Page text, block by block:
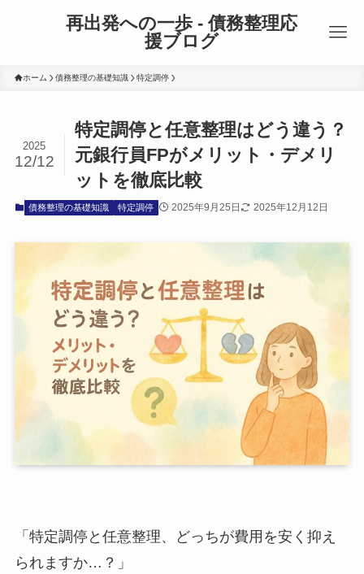
再出発への一歩 - 債務整理応
援ブログ
ホーム 債務整理の基礎知識 特定調停
特定調停と任意整理はどう違う？
元銀行員FPがメリット・デメリ
ットを徹底比較
2025
12/12
債務整理の基礎知識 特定調停 2025年9月25日 2025年12月12日
「特定調停と任意整理、どっちが費用を安く抑え
られますか…？」